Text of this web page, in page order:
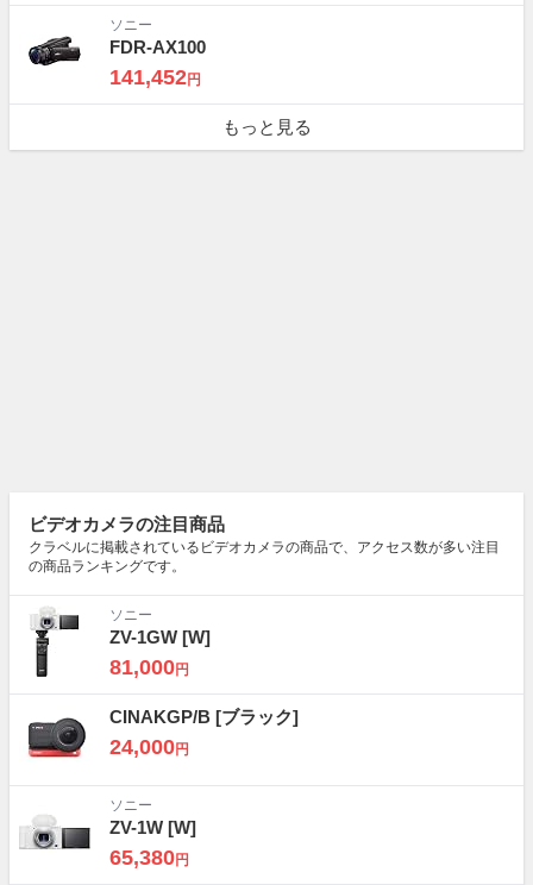
ソニー
FDR-AX100
141,452円
もっと見る
ビデオカメラの注目商品
クラベルに掲載されているビデオカメラの商品で、アクセス数が多い注目
の商品ランキングです。
ソニー
ZV-1GW [W]
81,000円
CINAKGP/B [ブラック]
24,000円
ソニー
ZV-1W [W]
65,380円